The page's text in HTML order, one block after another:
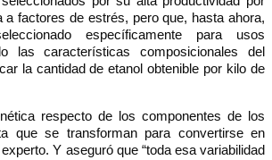
a factores de estrés, pero que, hasta ahora,
específicamente para usos
las características composicionales del
la cantidad de etanol obtenible por kilo de
respecto de los componentes de los
que se transforman para convertirse en
Y aseguró que “toda esa variabilidad